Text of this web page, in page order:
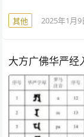
其他 2025年1月9
大方广佛华严经